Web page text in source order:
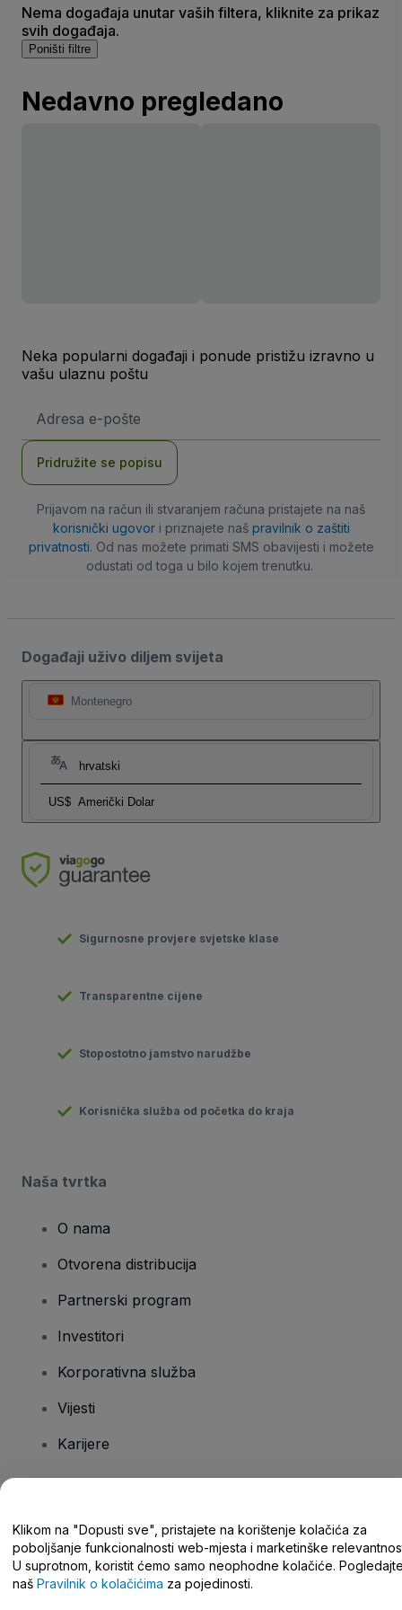
Nema događaja unutar vaših filtera, kliknite za prikaz
svih događaja.
Poništi filtre
Nedavno pregledano
Neka popularni događaji i ponude pristižu izravno u
vašu ulaznu poštu
mail
Pridružite se popisu
Prijavom na račun ili stvaranjem računa pristajete na naš
korisnički ugovori priznajete naš pravilnik o zaštiti
privatnosti. Od nas možete primati SMS obavijesti i možete
odustati od toga u bilo kojem trenutku.
Događaji uživo diljem svijeta
Montenegro
hrvatski
US$ Američki Dolar
Sigurnosne provjere svjetske klase
Transparentne cijene
Stopostotno jamstvo narudžbe
Korisnička služba od početka do kraja
Naša tvrtka
O nama
Otvorena distribucija
Partnerski program
Investitori
Korporativna služba
Vijesti
Karijere
Centar za pomoć/kontaktirajte nas
Klikom na "Dopusti sve", pristajete na korištenje kolačića za
poboljšanje funkcionalnosti web-mjesta i marketinške
U suprotnom, koristit ćemo samo neophodne kolačiće.
naš Pravilnik o kolačićima za pojedinosti.